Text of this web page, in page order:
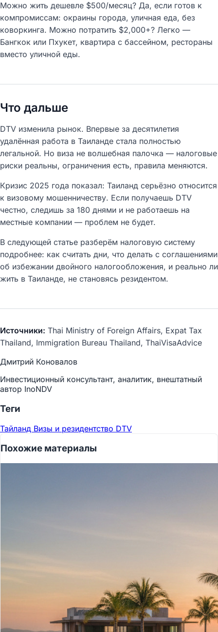
Можно жить дешевле $500/месяц? Да, если готов к
компромиссам: окраины города, уличная еда, без
коворкинга. Можно потратить $2,000+? Легко —
Бангкок или Пхукет, квартира с бассейном, рестораны
вместо уличной еды.
Что дальше
DTV изменила рынок. Впервые за десятилетия
удалённая работа в Таиланде стала полностью
легальной. Но виза не волшебная палочка — налоговые
риски реальны, ограничения есть, правила меняются.
Кризис 2025 года показал: Таиланд серьёзно относится
к визовому мошенничеству. Если получаешь DTV
честно, следишь за 180 днями и не работаешь на
местные компании — проблем не будет.
В следующей статье разберём налоговую систему
подробнее: как считать дни, что делать с соглашениями
об избежании двойного налогообложения, и реально ли
жить в Таиланде, не становясь резидентом.
Источники: Thai Ministry of Foreign Affairs, Expat Tax
Thailand, Immigration Bureau Thailand, ThaiVisaAdvice
Дмитрий Коновалов
Инвестиционный консультант, аналитик, внештатный
автор InoNDV
Теги
Тайланд Визы и резидентство DTV
Похожие материалы